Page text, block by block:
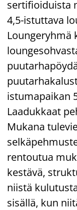
sertifioiduista
4,5-istuttava
Loungeryhmä
istumapaikan
Laadukkaat
Mukana
rentoutua
kestävä,
niistä
sisällä, kun